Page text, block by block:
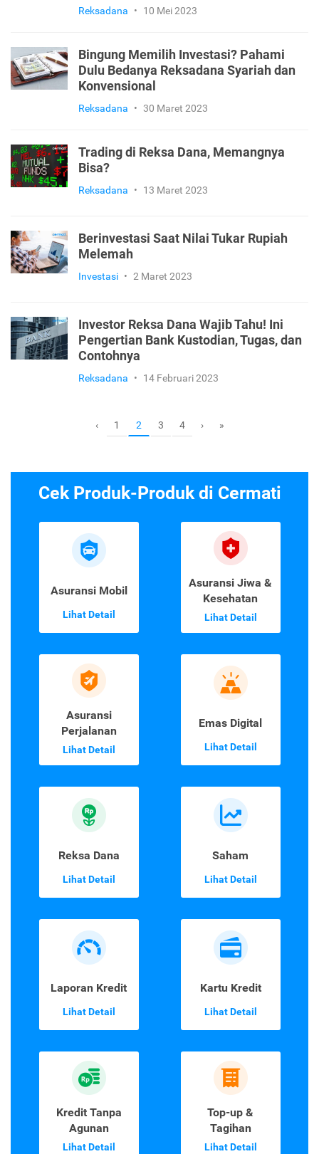
Reksadana • 10 Mei 2023
Bingung Memilih Investasi? Pahami
Dulu Bedanya Reksadana Syariah dan
Konvensional
Reksadana • 30 Maret 2023
Trading di Reksa Dana, Memangnya
Bisa?
Reksadana • 13 Maret 2023
Berinvestasi Saat Nilai Tukar Rupiah
Melemah
Investasi • 2 Maret 2023
Investor Reksa Dana Wajib Tahu! Ini
Pengertian Bank Kustodian, Tugas, dan
Contohnya
Reksadana • 14 Februari 2023
‹ 1 2 3 4 › »
Cek Produk-Produk di Cermati
Asuransi Mobil
Lihat Detail
Asuransi Jiwa &
Kesehatan
Lihat Detail
Asuransi
Perjalanan
Lihat Detail
Emas Digital
Lihat Detail
Reksa Dana
Lihat Detail
Saham
Lihat Detail
Laporan Kredit
Lihat Detail
Kartu Kredit
Lihat Detail
Kredit Tanpa
Agunan
Lihat Detail
Top-up &
Tagihan
Lihat Detail